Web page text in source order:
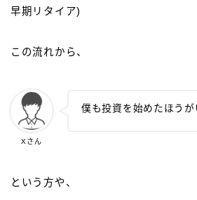
早期リタイア)
この流れから、
Xさん
僕も投資を始めたほう
という方や、